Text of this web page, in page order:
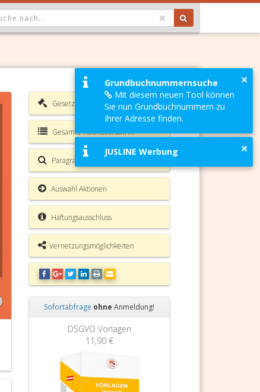
GEWÄHLTER WERT IST ALLE
Gesetzesverzeichnis
Gesamte Rechtsvorschrift
Paragrafen Volltextsuche
Auswahl Aktionen
Haftungsausschluss
Vernetzungsmöglichkeiten
Sofortabfrage ohne Anmeldung!
DSGVO Vorlagen
11,90 €
Zurück
×
Grundbuchnummernsuche
Mit diesem neuen Tool können
Sie nun Grundbuchnummern zu
Ihrer Adresse finden.
×
JUSLINE Werbung